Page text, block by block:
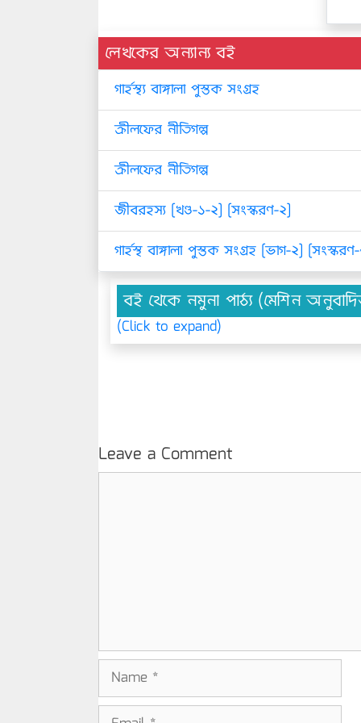
লেখকের অন্যান্য বই
গার্হস্থ্য বাঙ্গালা পুস্তক সংগ্রহ
ক্রীলফের নীতিগল্প
ক্রীলফের নীতিগল্প
জীবরহস্য [খণ্ড-১-২] [সংস্করণ-২]
গার্হস্থ বাঙ্গালা পুস্তক সংগ্রহ [ভাগ-২]
বই থেকে নমুনা পাঠ্য (মেশিন
(Click to expand)
Leave a Comment
Name
Email